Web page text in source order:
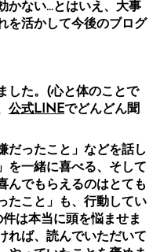
かない…とはいえ、大事
を活かして今後のブログ
した。(心と体のことで
公式LINEでどんどん聞
だったこと」などを話し
を一緒に喜べる、そして
んでもらえるのはとても
たこと」も、行動してい
は本当に頭を悩ませま
れば、読んでいただいて